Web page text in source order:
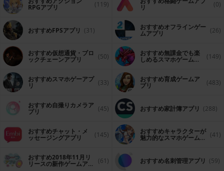
RPGアプリ (119) リ (0)
おすすめFPSアプリ (31) おすすめオフラインゲー
ムアプリ (26)
おすすめ仮想通貨・ブロ
ックチェーンアプリ (50) おすすめ無課金でも楽
しめるスマホゲームア (149)
おすすめスマホゲーアプ
リ (33) おすすめ育成ゲームア
プリ (483)
おすすめ自撮りカメラア
プリ (45) おすすめ家計簿アプリ (288)
おすすめチャット・メ
ッセージングアプリ (145) おすすめキャラクターが
魅力的なスマホゲームア (41)
おすすめ2018年11月リ
リースの新作ゲームアプ (61) おすすめ名刺管理アプリ (59)